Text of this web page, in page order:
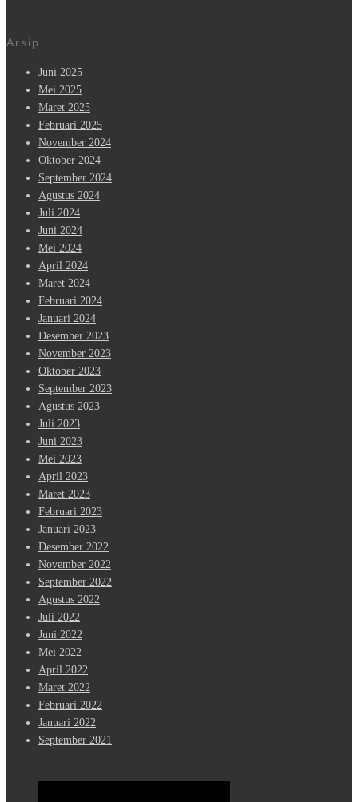
Arsip
Juni 2025
Mei 2025
Maret 2025
Februari 2025
November 2024
Oktober 2024
September 2024
Agustus 2024
Juli 2024
Juni 2024
Mei 2024
April 2024
Maret 2024
Februari 2024
Januari 2024
Desember 2023
November 2023
Oktober 2023
September 2023
Agustus 2023
Juli 2023
Juni 2023
Mei 2023
April 2023
Maret 2023
Februari 2023
Januari 2023
Desember 2022
November 2022
September 2022
Agustus 2022
Juli 2022
Juni 2022
Mei 2022
April 2022
Maret 2022
Februari 2022
Januari 2022
September 2021